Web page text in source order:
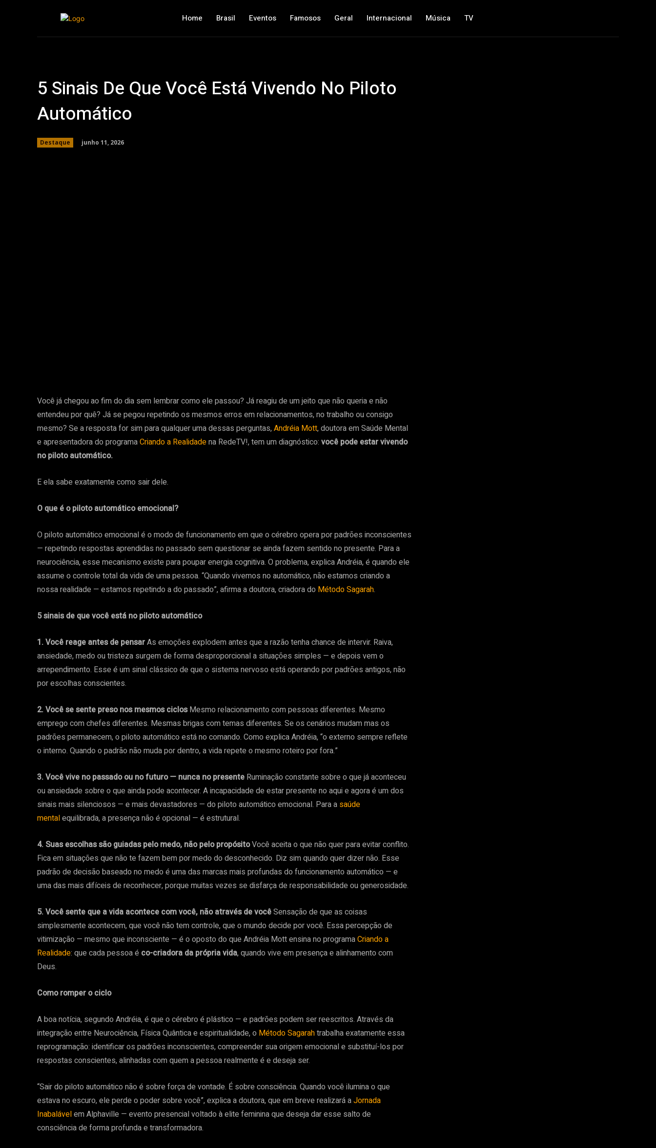
Home Brasil Eventos Famosos Geral Internacional Música TV
5 Sinais De Que Você Está Vivendo No Piloto
Automático
Destaque junho 11, 2026
Você já chegou ao fim do dia sem lembrar como ele passou? Já reagiu de um jeito que não queria e não
entendeu por quê? Já se pegou repetindo os mesmos erros em relacionamentos, no trabalho ou consigo
mesmo? Se a resposta for sim para qualquer uma dessas perguntas,Andréia Mott, doutora em Saúde Mental
e apresentadora do programaCriando a Realidadena RedeTV!, tem um diagnóstico: você pode estar vivendo
no piloto automático.
E ela sabe exatamente como sair dele.
O que é o piloto automático emocional?
O piloto automático emocional é o modo de funcionamento em que o cérebro opera por padrões inconscientes
— repetindo respostas aprendidas no passado sem questionar se ainda fazem sentido no presente. Para a
neurociência, esse mecanismo existe para poupar energia cognitiva. O problema, explica Andréia, é quando ele
assume o controle total da vida de uma pessoa. “Quando vivemos no automático, não estamos criando a
nossa realidade — estamos repetindo a do passado”, afirma a doutora, criadora do Método Sagarah.
5 sinais de que você está no piloto automático
1. Você reage antes de pensarAs emoções explodem antes que a razão tenha chance de intervir. Raiva,
ansiedade, medo ou tristeza surgem de forma desproporcional a situações simples — e depois vem o
arrependimento. Esse é um sinal clássico de que o sistema nervoso está operando por padrões antigos, não
por escolhas conscientes.
2. Você se sente preso nos mesmos ciclosMesmo relacionamento com pessoas diferentes. Mesmo
emprego com chefes diferentes. Mesmas brigas com temas diferentes. Se os cenários mudam mas os
padrões permanecem, o piloto automático está no comando. Como explica Andréia, “o externo sempre reflete
o interno. Quando o padrão não muda por dentro, a vida repete o mesmo roteiro por fora.”
3. Você vive no passado ou no futuro — nunca no presente Ruminação constante sobre o que já aconteceu
ou ansiedade sobre o que ainda pode acontecer. A incapacidade de estar presente no aqui e agora é um dos
sinais mais silenciosos — e mais devastadores — do piloto automático emocional. Para a saúde
mentalequilibrada, a presença não é opcional — é estrutural.
4. Suas escolhas são guiadas pelo medo, não pelo propósitoVocê aceita o que não quer para evitar conflito.
Fica em situações que não te fazem bem por medo do desconhecido. Diz sim quando quer dizer não. Esse
padrão de decisão baseado no medo é uma das marcas mais profundas do funcionamento automático — e
uma das mais difíceis de reconhecer, porque muitas vezes se disfarça de responsabilidade ou generosidade.
5. Você sente que a vida acontece com você, não através de vocêSensação de que as coisas
simplesmente acontecem, que você não tem controle, que o mundo decide por você. Essa percepção de
vitimização — mesmo que inconsciente — é o oposto do que Andréia Mott ensina no programaCriando a
Realidade: que cada pessoa é co-criadora da própria vida, quando vive em presença e alinhamento com
Deus.
Como romper o ciclo
A boa notícia, segundo Andréia, é que o cérebro é plástico — e padrões podem ser reescritos. Através da
integração entre Neurociência, Física Quântica e espiritualidade, o Método Sagarahtrabalha exatamente essa
reprogramação: identificar os padrões inconscientes, compreender sua origem emocional e substituí-los por
respostas conscientes, alinhadas com quem a pessoa realmente é e deseja ser.
“Sair do piloto automático não é sobre força de vontade. É sobre consciência. Quando você ilumina o que
estava no escuro, ele perde o poder sobre você”, explica a doutora, que em breve realizará aJornada
Inabalávelem Alphaville — evento presencial voltado à elite feminina que deseja dar esse salto de
consciência de forma profunda e transformadora.